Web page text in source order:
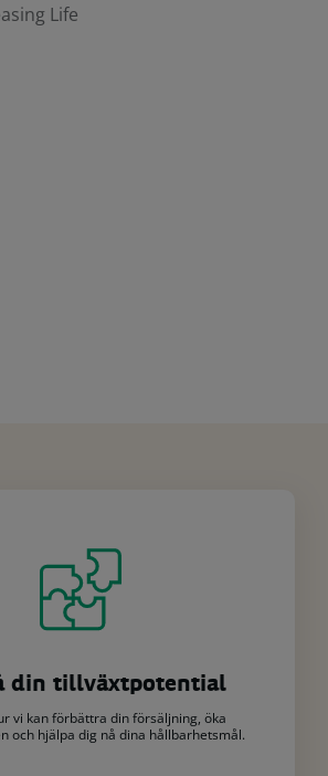
Life
din tillväxtpotential
vi kan förbättra din försäljning, öka
och hjälpa dig nå dina hållbarhetsmål.